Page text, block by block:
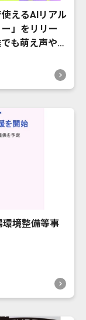
えるAIリアル
」をリリー
も萌え声やイ
境整備等事